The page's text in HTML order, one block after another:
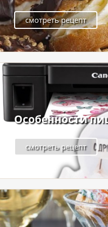
смотреть рецепт
Особенности
смотреть рецепт